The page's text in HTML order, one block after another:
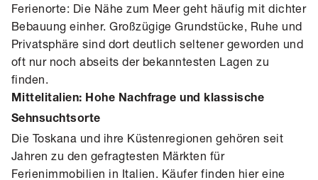
Ferienorte: Die Nähe zum Meer geht häufig mit dichter
Bebauung einher. Großzügige Grundstücke, Ruhe und
Privatsphäre sind dort deutlich seltener geworden und
oft nur noch abseits der bekanntesten Lagen zu
finden.
Mittelitalien: Hohe Nachfrage und klassische
Sehnsuchtsorte
Die Toskana und ihre Küstenregionen gehören seit
Jahren zu den gefragtesten Märkten für
Ferienimmobilien in Italien. Käufer finden hier eine